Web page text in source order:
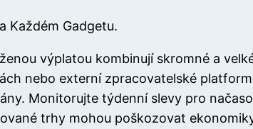
Každém Gadgetu.
výplatou kombinují skromné ​​a
nebo externí zpracovatelské
Monitorujte týdenní slevy pro
trhy mohou poškozovat